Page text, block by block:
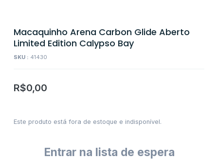
Macaquinho Arena Carbon Glide Aberto
Limited Edition Calypso Bay
SKU : 41430
R$0,00
Este produto está fora de estoque e indisponível.
Entrar na lista de espera